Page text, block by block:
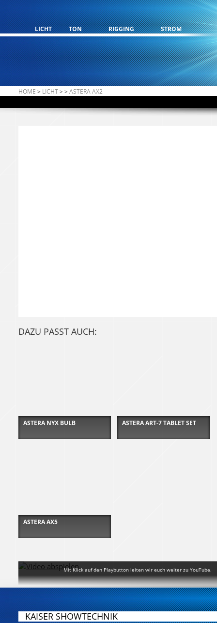
LICHT TON RIGGING STROM
HOME > LICHT>>ASTERA AX2
DAZU PASST AUCH:
ASTERA NYX BULB ASTERA ART-7 TABLET SET
ASTERA AX5
Mit Klick auf den Playbutton leiten wir euch weiter zu YouTube.
KAISER SHOWTECHNIK